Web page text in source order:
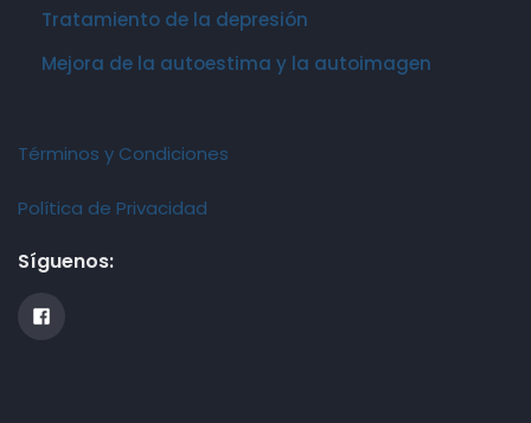
Tratamiento de la depresión
Mejora de la autoestima y la autoimagen
Términos y Condiciones
Política de Privacidad
Síguenos: